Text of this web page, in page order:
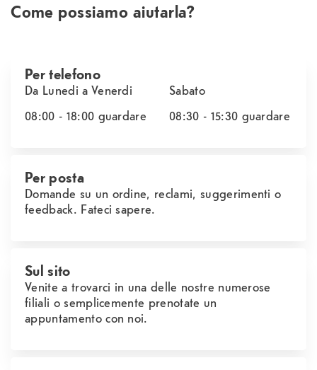
Come possiamo aiutarla?
Per telefono
Da Lunedi a Venerdi
08:00 - 18:00 guardare
Sabato
08:30 - 15:30 guardare
Per posta
Domande su un ordine, reclami, suggerimenti o
feedback. Fateci sapere.
Sul sito
Venite a trovarci in una delle nostre numerose
filiali o semplicemente prenotate un
appuntamento con noi.